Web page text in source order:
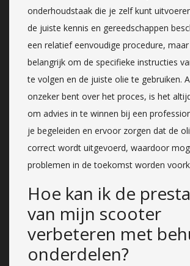
onderhoudstaak die je zelf kunt
de juiste kennis en gereedschappen
een relatief eenvoudige procedure,
belangrijk om de specifieke instructies
te volgen en de juiste olie te gebruiken.
onzeker bent over het proces, is het
om advies in te winnen bij een
je begeleiden en ervoor zorgen dat de
correct wordt uitgevoerd, waardoor
problemen in de toekomst worden
Hoe kan ik de
van mijn scooter
verbeteren met
onderdelen?